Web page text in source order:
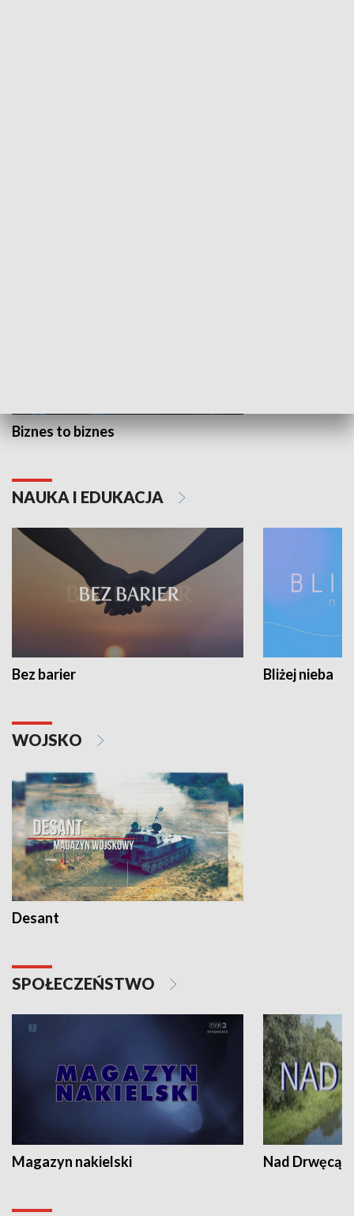
Biznes to biznes
NAUKA I EDUKACJA
Bez barier Bliżej nieba
WOJSKO
Desant
SPOŁECZEŃSTWO
Magazyn nakielski Nad Drwęcą